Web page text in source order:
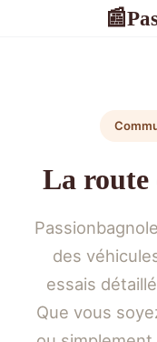
📰
La route
des
essais
Que vous